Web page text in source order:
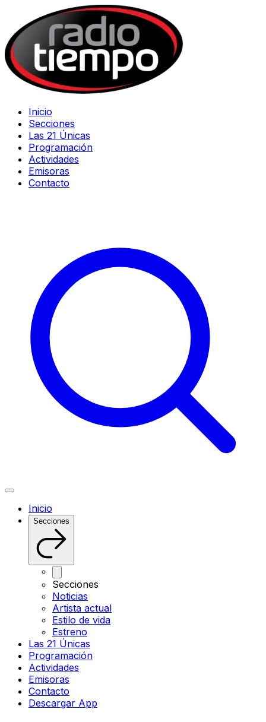
Inicio
Secciones
Las 21 Únicas
Programación
Actividades
Emisoras
Contacto
Inicio
Secciones
Secciones
Noticias
Artista actual
Estilo de vida
Estreno
Las 21 Únicas
Programación
Actividades
Emisoras
Contacto
Descargar App